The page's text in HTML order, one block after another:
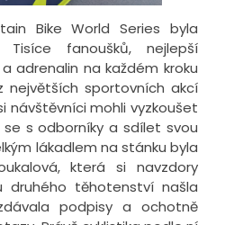
Bike World Series byla
Tisíce fanoušků, nejlepší
adrenalin na každém kroku
největších sportovních akcí
návštěvníci mohli vyzkoušet
s odborníky a sdílet svou
lákadlem na stánku byla
která si navzdory
druhého těhotenství našla
podpisy a ochotně